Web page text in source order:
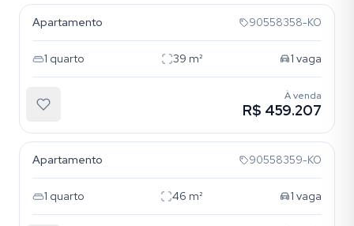
Apartamento 90558358-KO
1 quarto 39 m² 1 vaga
À venda
R$ 459.207
Apartamento 90558359-KO
1 quarto 46 m² 1 vaga